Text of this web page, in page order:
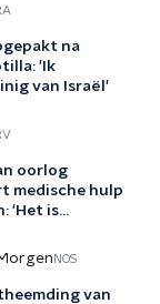
na
'Ik
van Israël'
oorlog
medische hulp
'Het is
NOS
van